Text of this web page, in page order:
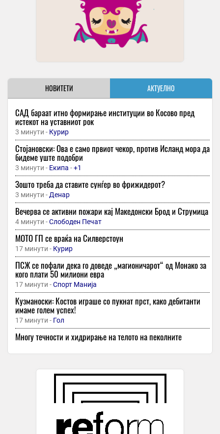
НОВИТЕТИ АКТУЕЛНО
САД бараат итно формирање институции во Косово пред
истекот на уставниот рок
3 минути - Курир
Стојановски: Ова е само првиот чекор, против Исланд мора да
бидеме уште подобри
3 минути - Екипа -+1
Зошто треба да ставите сунѓер во фрижидерот?
3 минути - Денар
Вечерва се активни пожари кај Македонски Брод и Струмица
4 минути -Слободен Печат
МОТО ГП се враќа на Силверстоун
17 минути - Курир
ПСЖ се пофали дека го доведе „магионичарот“ од Монако за
кого плати 50 милиони евра
17 минути -Спорт Манија
Кузманоски: Костов играше со пукнат прст, како дебитанти
имаме голем успех!
17 минути - Гол
Многу течности и хидрирање на телото на пеколните
горештини
17 минути -Сител
Сменетиот Федоров уште се надева на враќање на фотелјата
во военото министерство
На 15 август се подготвуваат нови бегалци од Мароко во
Република